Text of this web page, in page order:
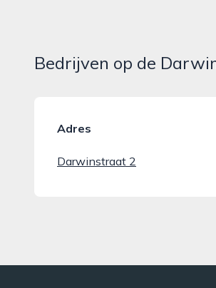
Bedrijven op de
Adres
Darwinstraat 2